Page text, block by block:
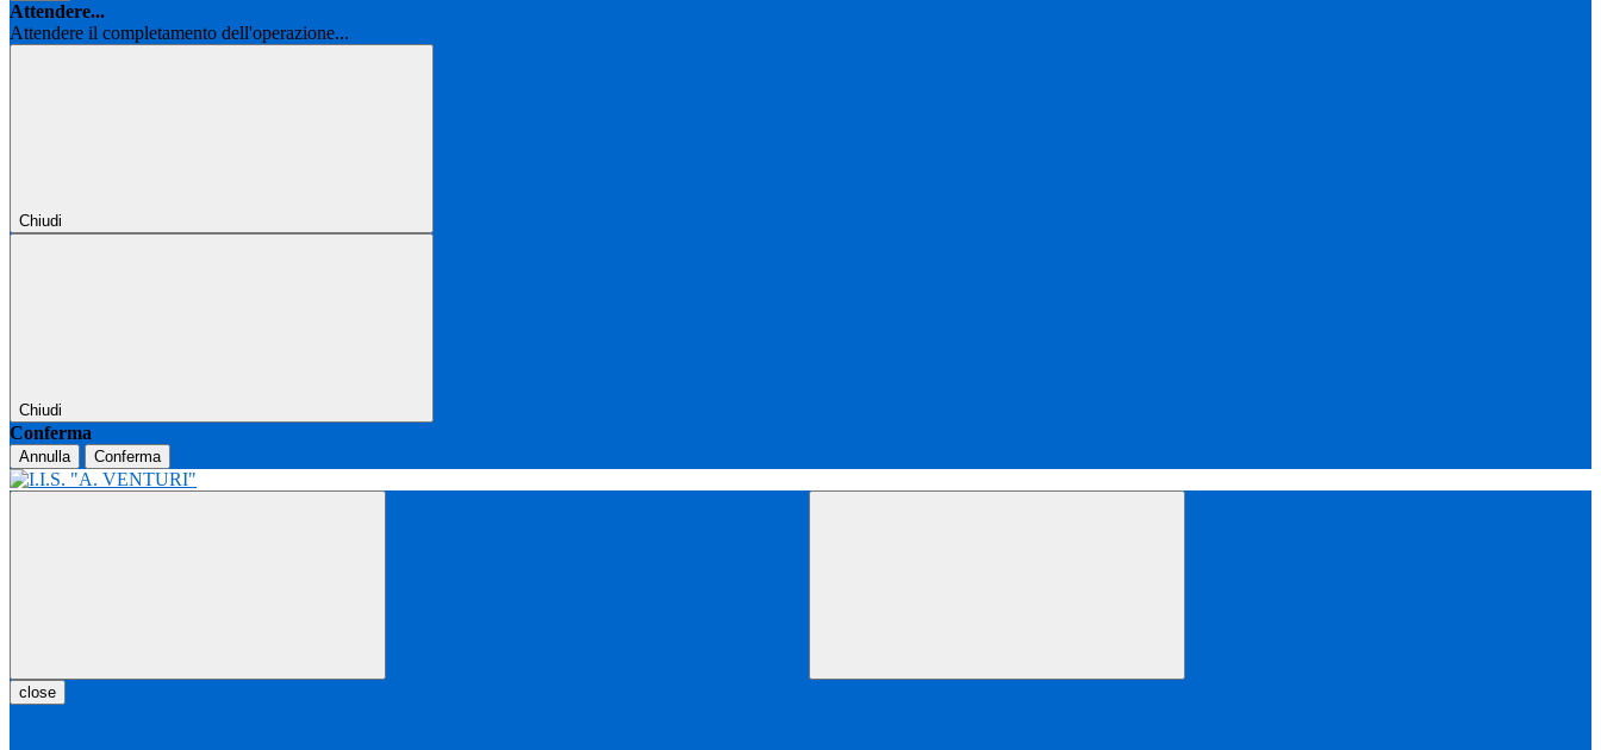
Attendere...
Attendere il completamento dell'operazione...
Chiudi
Chiudi
Conferma
Annulla Conferma
close